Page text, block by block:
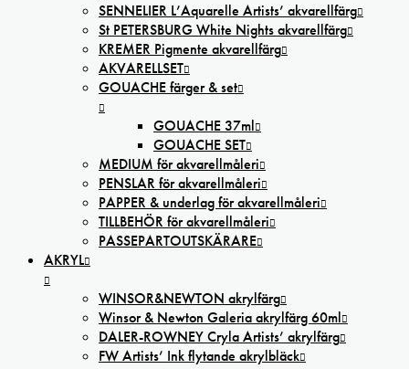
SENNELIER L’Aquarelle Artists’ akvarellfärg
St PETERSBURG White Nights akvarellfärg
KREMER Pigmente akvarellfärg
AKVARELLSET
GOUACHE färger & set
GOUACHE 37ml
GOUACHE SET
MEDIUM för akvarellmåleri
PENSLAR för akvarellmåleri
PAPPER & underlag för akvarellmåleri
TILLBEHÖR för akvarellmåleri
PASSEPARTOUTSKÄRARE
AKRYL
WINSOR&NEWTON akrylfärg
Winsor & Newton Galeria akrylfärg 60ml
DALER-ROWNEY Cryla Artists’ akrylfärg
FW Artists’ Ink flytande akrylbläck